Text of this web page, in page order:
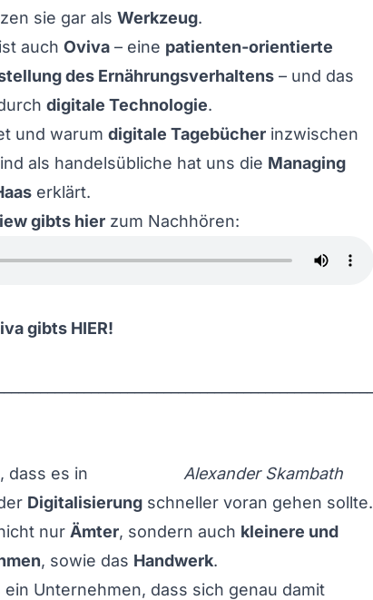
sie gar als Werkzeug.
ist auch Oviva – eine patienten-orientierte
des Ernährungsverhaltens – und das
digitale Technologie.
und warum digitale Tagebücher inzwischen
als handelsübliche hat uns die Managing
erklärt.
gibts hier zum Nachhören:
gibts HIER!
Alexander Skambath
dass es in
Digitalisierung schneller voran gehen sollte.
nur Ämter, sondern auch kleinere und
, sowie das Handwerk.
ein Unternehmen, dass sich genau damit